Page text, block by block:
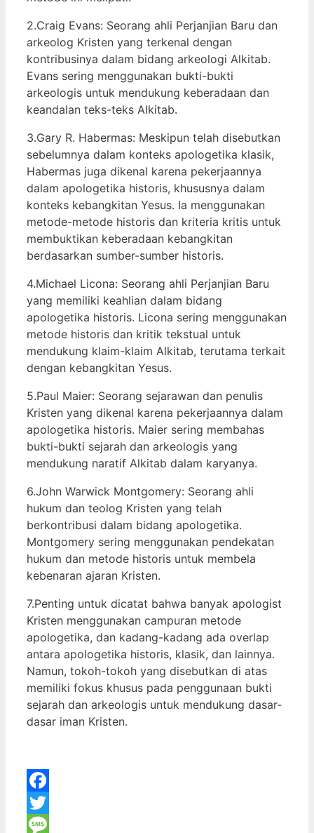
2.Craig Evans: Seorang ahli Perjanjian Baru dan
arkeolog Kristen yang terkenal dengan
kontribusinya dalam bidang arkeologi Alkitab.
Evans sering menggunakan bukti-bukti
arkeologis untuk mendukung keberadaan dan
keandalan teks-teks Alkitab.
3.Gary R. Habermas: Meskipun telah disebutkan
sebelumnya dalam konteks apologetika klasik,
Habermas juga dikenal karena pekerjaannya
dalam apologetika historis, khususnya dalam
konteks kebangkitan Yesus. Ia menggunakan
metode-metode historis dan kriteria kritis untuk
membuktikan keberadaan kebangkitan
berdasarkan sumber-sumber historis.
4.Michael Licona: Seorang ahli Perjanjian Baru
yang memiliki keahlian dalam bidang
apologetika historis. Licona sering menggunakan
metode historis dan kritik tekstual untuk
mendukung klaim-klaim Alkitab, terutama terkait
dengan kebangkitan Yesus.
5.Paul Maier: Seorang sejarawan dan penulis
Kristen yang dikenal karena pekerjaannya dalam
apologetika historis. Maier sering membahas
bukti-bukti sejarah dan arkeologis yang
mendukung naratif Alkitab dalam karyanya.
6.John Warwick Montgomery: Seorang ahli
hukum dan teolog Kristen yang telah
berkontribusi dalam bidang apologetika.
Montgomery sering menggunakan pendekatan
hukum dan metode historis untuk membela
kebenaran ajaran Kristen.
7.Penting untuk dicatat bahwa banyak apologist
Kristen menggunakan campuran metode
apologetika, dan kadang-kadang ada overlap
antara apologetika historis, klasik, dan lainnya.
Namun, tokoh-tokoh yang disebutkan di atas
memiliki fokus khusus pada penggunaan bukti
sejarah dan arkeologis untuk mendukung dasar-
dasar iman Kristen.
Facebook
Twitter